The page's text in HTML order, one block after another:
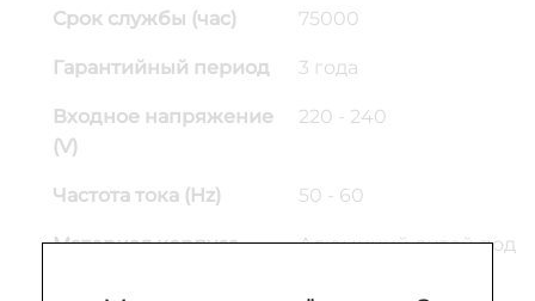
Срок службы (час) 75000
Гарантийный период 3 года
Входное напряжение
(V)
220 - 240
Частота тока (Hz) 50 - 60
Материал корпуса
Алюминий литой под